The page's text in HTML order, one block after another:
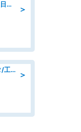
＞
経理/飲食店運営会社での経理事務/即日勤務可/車通勤可/経理/一般事務
＞
機械加工スタッフ・マシニングセンタ/工業系卒歓迎/未経験OK/急募/学歴不問/土日祝休みあり